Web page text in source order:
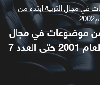
مجال التربية ابتداء من
موضوعات في مجال
التربية ابتداء من العدد الاول لعام 2001 حتى العدد 7